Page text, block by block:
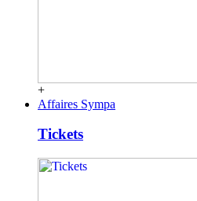
+
Affaires Sympa
Tickets